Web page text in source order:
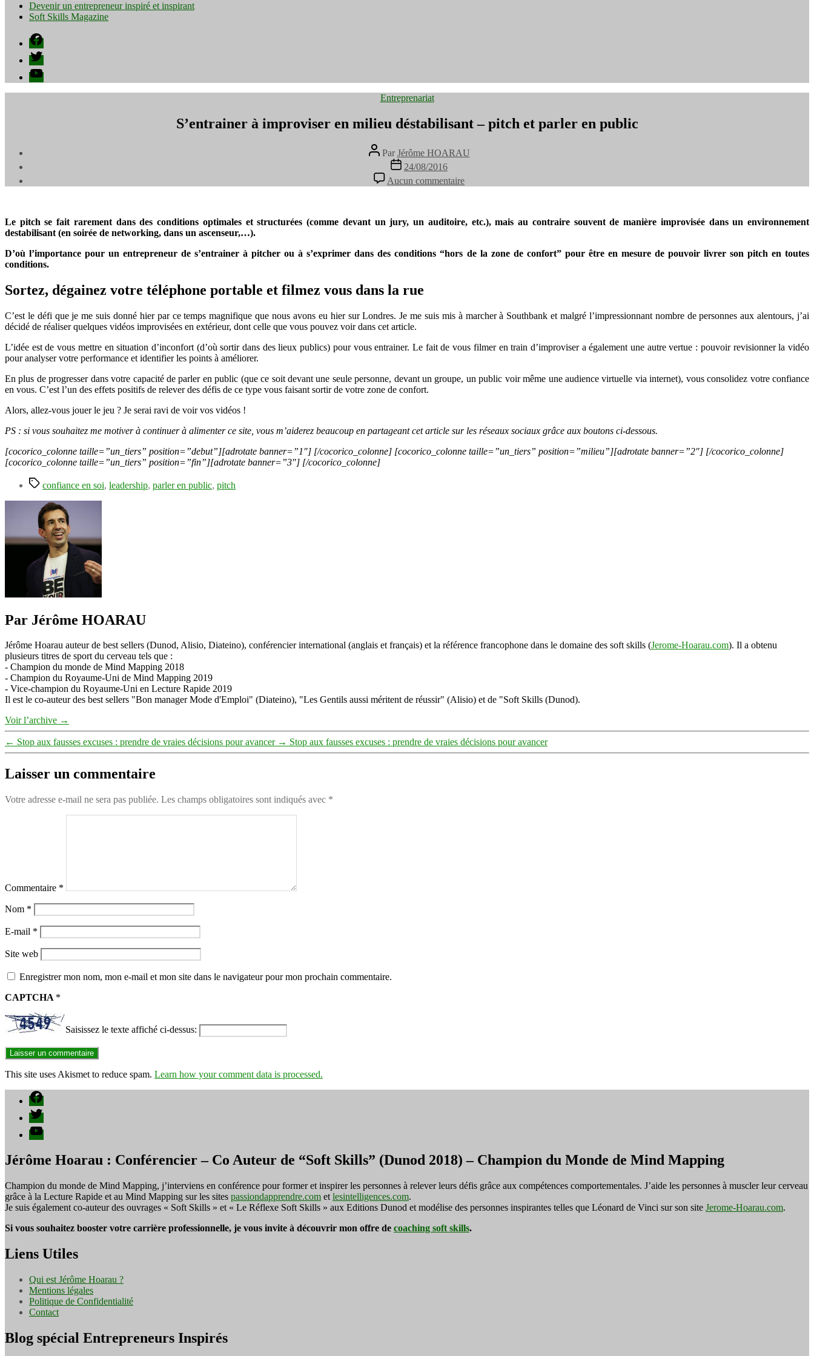
Devenir un entrepreneur inspiré et inspirant
Soft Skills Magazine
Facebook
Twitter
YouTube
Catégories
Entreprenariat
S’entrainer à improviser en milieu déstabilisant – pitch et parler en public
Auteur
de
l’article
Par Jérôme HOARAU
Date
l’article
24/08/2016
Aucun commentaire
S’entrainer
en
–
Le pitch se fait rarement dans des conditions optimales et structurées (comme devant un jury, un auditoire, etc.), mais au contraire souvent de manière improvisée dans un environnement
destabilisant (en soirée de networking, dans un ascenseur,…).
D’où l’importance pour un entrepreneur de s’entrainer à pitcher ou à s’exprimer dans des conditions “hors de la zone de confort” pour être en mesure de pouvoir livrer son pitch en toutes
conditions.
Sortez, dégainez votre téléphone portable et filmez vous dans la rue
C’est le défi que je me suis donné hier par ce temps magnifique que nous avons eu hier sur Londres. Je me suis mis à marcher à Southbank et malgré l’impressionnant nombre de personnes aux alentours, j’ai
décidé de réaliser quelques vidéos improvisées en extérieur, dont celle que vous pouvez voir dans cet article.
L’idée est de vous mettre en situation d’inconfort (d’où sortir dans des lieux publics) pour vous entrainer. Le fait de vous filmer en train d’improviser a également une autre vertue : pouvoir revisionner la vidéo
pour analyser votre performance et identifier les points à améliorer.
En plus de progresser dans votre capacité de parler en public (que ce soit devant une seule personne, devant un groupe, un public voir même une audience virtuelle via internet), vous consolidez votre confiance
en vous. C’est l’un des effets positifs de relever des défis de ce type vous faisant sortir de votre zone de confort.
Alors, allez-vous jouer le jeu ? Je serai ravi de voir vos vidéos !
PS : si vous souhaitez me motiver à continuer à alimenter ce site, vous m’aiderez beaucoup en partageant cet article sur les réseaux sociaux grâce aux boutons ci-dessous.
[cocorico_colonne taille=”un_tiers” position=”debut”][adrotate banner=”1″] [/cocorico_colonne] [cocorico_colonne taille=”un_tiers” position=”milieu”][adrotate banner=”2″] [/cocorico_colonne]
[cocorico_colonne taille=”un_tiers” position=”fin”][adrotate banner=”3″] [/cocorico_colonne]
Étiquettes
confiance en soi, leadership, parler en public, pitch
Par Jérôme HOARAU
Jérôme Hoarau auteur de best sellers (Dunod, Alisio, Diateino), conférencier international (anglais et français) et la référence francophone dans le domaine des soft skills (Jerome-Hoarau.com). Il a obtenu
plusieurs titres de sport du cerveau tels que :
- Champion du monde de Mind Mapping 2018
- Champion du Royaume-Uni de Mind Mapping 2019
- Vice-champion du Royaume-Uni en Lecture Rapide 2019
Il est le co-auteur des best sellers "Bon manager Mode d'Emploi" (Diateino), "Les Gentils aussi méritent de réussir" (Alisio) et de "Soft Skills (Dunod).
Voir l’archive →
← Stop aux fausses excuses : prendre de vraies décisions pour avancer → Stop aux fausses excuses : prendre de vraies décisions pour avancer
Laisser un commentaire
Votre adresse e-mail ne sera pas publiée. Les champs obligatoires sont indiqués avec *
Commentaire *
Nom *
E-mail *
Site web
Enregistrer mon nom, mon e-mail et mon site dans le navigateur pour mon prochain commentaire.
CAPTCHA *
Saisissez le texte affiché ci-dessus:
This site uses Akismet to reduce spam. Learn how your comment data is processed.
Facebook
Twitter
YouTube
Jérôme Hoarau : Conférencier – Co Auteur de “Soft Skills” (Dunod 2018) – Champion du Monde de Mind Mapping
Champion du monde de Mind Mapping, j’interviens en conférence pour former et inspirer les personnes à relever leurs défis grâce aux compétences comportementales. J’aide les personnes à muscler leur cerveau
grâce à la Lecture Rapide et au Mind Mapping sur les sites passiondapprendre.com et lesintelligences.com.
Je suis également co-auteur des ouvrages « Soft Skills » et « Le Réflexe Soft Skills » aux Editions Dunod et modélise des personnes inspirantes telles que Léonard de Vinci sur son site Jerome-Hoarau.com.
Si vous souhaitez booster votre carrière professionnelle, je vous invite à découvrir mon offre de coaching soft skills.
Liens Utiles
Qui est Jérôme Hoarau ?
Mentions légales
Politique de Confidentialité
Contact
Blog spécial Entrepreneurs Inspirés